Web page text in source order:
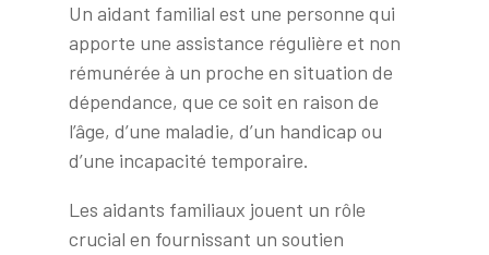
Un aidant familial est une personne qui
apporte une assistance régulière et non
rémunérée à un proche en situation de
dépendance, que ce soit en raison de
l’âge, d’une maladie, d’un handicap ou
d’une incapacité temporaire.
Les aidants familiaux jouent un rôle
crucial en fournissant un soutien